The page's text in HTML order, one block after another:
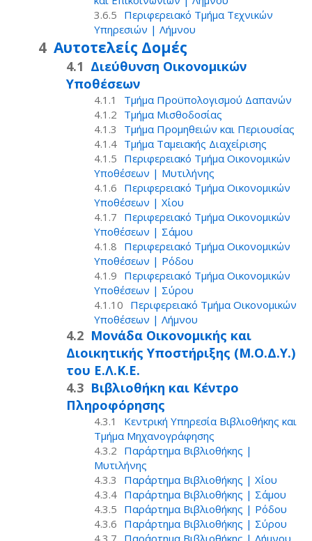
Περιφερειακό Τμήμα Τεχνικών
Υπηρεσιών | Λήμνου
Αυτοτελείς Δομές
Διεύθυνση Οικονομικών
Υποθέσεων
Τμήμα Προϋπολογισμού Δαπανών
Τμήμα Μισθοδοσίας
Τμήμα Προμηθειών και Περιουσίας
Τμήμα Ταμειακής Διαχείρισης
Περιφερειακό Τμήμα Οικονομικών
Υποθέσεων | Μυτιλήνης
Περιφερειακό Τμήμα Οικονομικών
Υποθέσεων | Χίου
Περιφερειακό Τμήμα Οικονομικών
Υποθέσεων | Σάμου
Περιφερειακό Τμήμα Οικονομικών
Υποθέσεων | Ρόδου
Περιφερειακό Τμήμα Οικονομικών
Υποθέσεων | Σύρου
Περιφερειακό Τμήμα Οικονομικών
Υποθέσεων | Λήμνου
Μονάδα Οικονομικής και
Διοικητικής Υποστήριξης (Μ.Ο.Δ.Υ.)
του Ε.Λ.Κ.Ε.
Βιβλιοθήκη και Κέντρο
Πληροφόρησης
Κεντρική Υπηρεσία Βιβλιοθήκης και
Τμήμα Μηχανογράφησης
Παράρτημα Βιβλιοθήκης |
Μυτιλήνης
Παράρτημα Βιβλιοθήκης | Χίου
Παράρτημα Βιβλιοθήκης | Σάμου
Παράρτημα Βιβλιοθήκης | Ρόδου
Παράρτημα Βιβλιοθήκης | Σύρου
Παράρτημα Βιβλιοθήκης | Λήμνου